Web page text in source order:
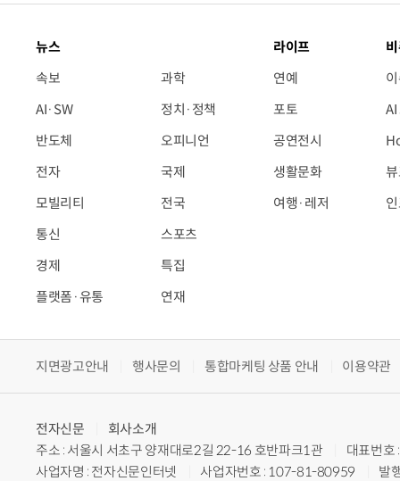
뉴스
속보
AI·SW
반도체
전자
모빌리티
통신
경제
플랫폼·유통
과학
정치·정책
오피니언
국제
전국
스포츠
특집
연재
라이프
연예
포토
공연전시
생활문화
여행·레저
지면광고안내 행사문의 통합마케팅 상품 안내 이용약관
전자신문
회사소개
주소 : 서울시 서초구 양재대로2길 22-16 호반파크1관
대표번
사업자명 : 전자신문인터넷
사업자번호 : 107-81-80959
발